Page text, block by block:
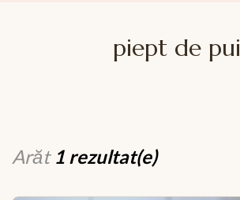
piept de pui
Arăt 1 rezultat(e)